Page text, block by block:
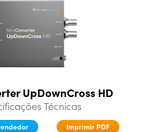
UpDownCross HD
Técnicas
Imprimir PDF